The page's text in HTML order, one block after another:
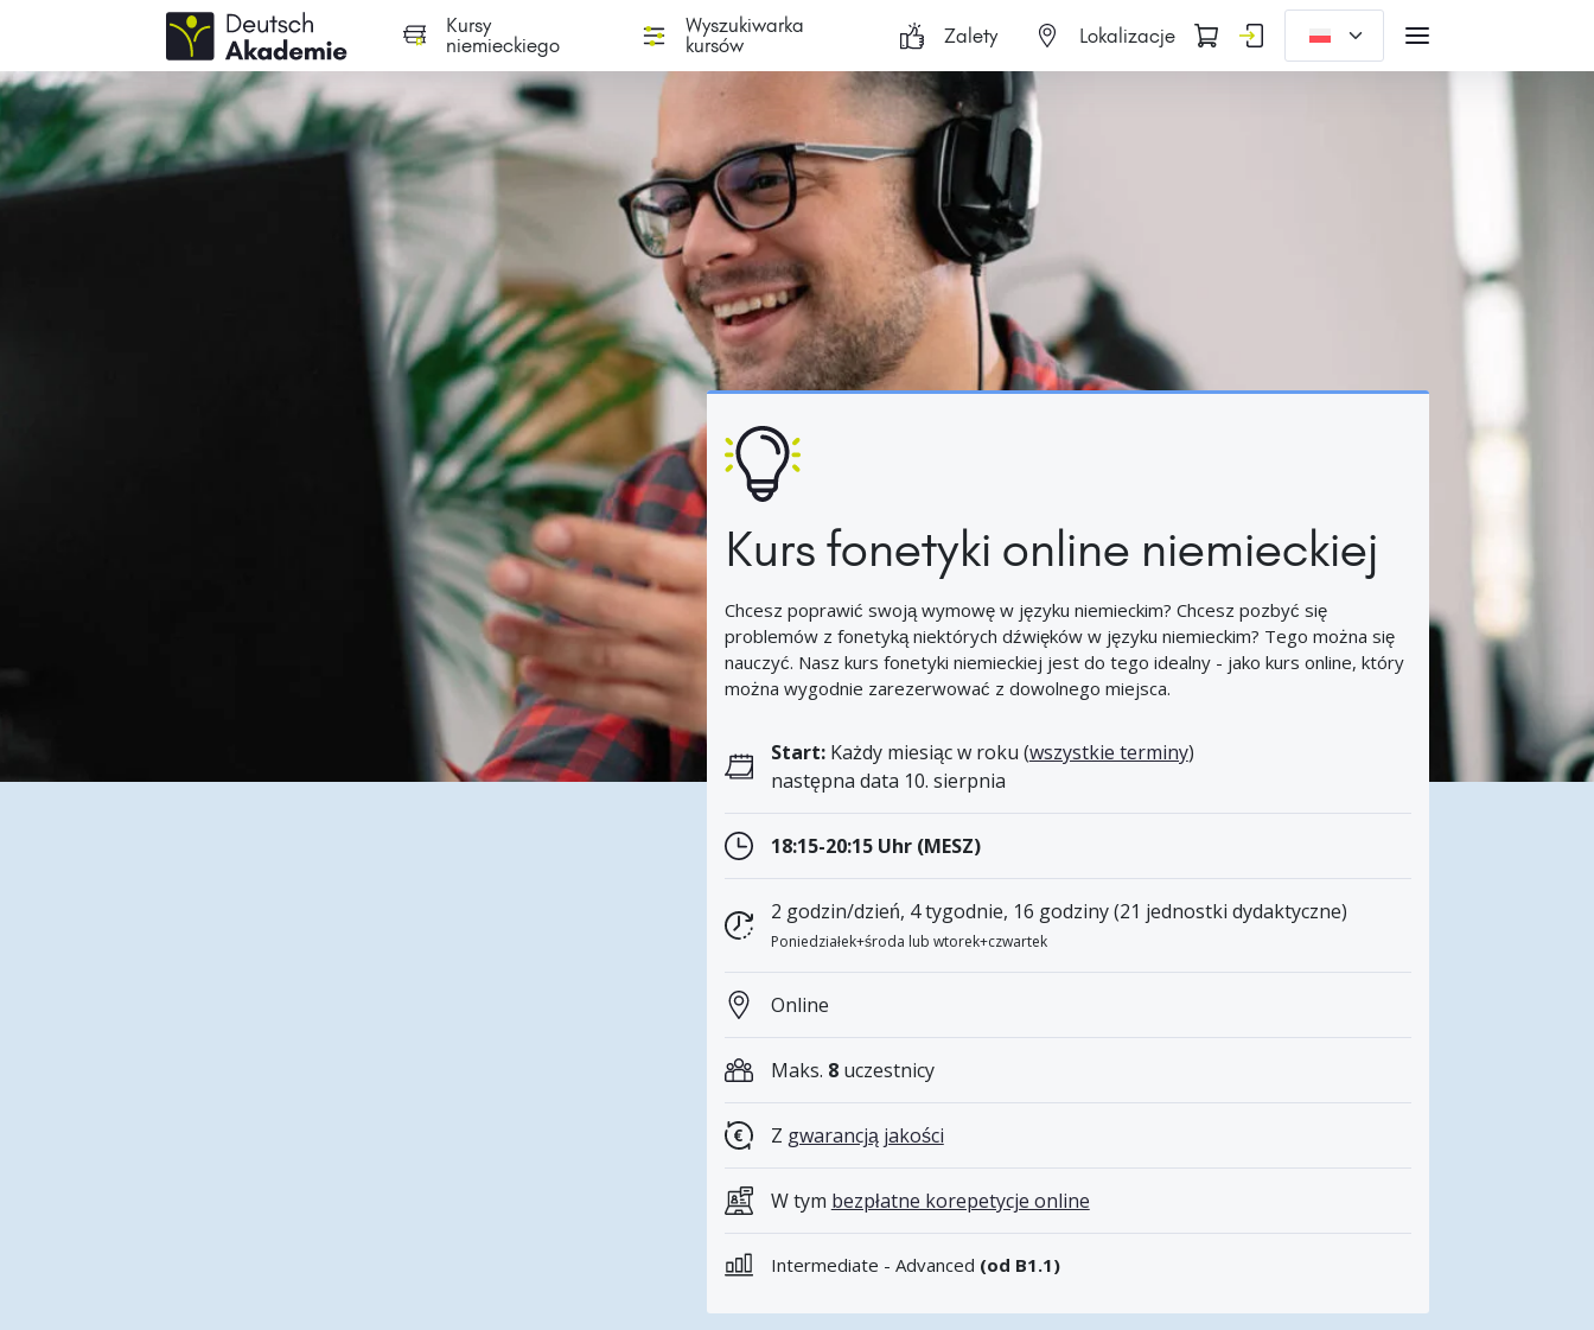
Kursy
niemieckiego
Wyszukiwarka
kursów
Zalety Lokalizacje
Kurs fonetyki online niemieckiej
Chcesz poprawić swoją wymowę w języku niemieckim? Chcesz pozbyć się
problemów z fonetyką niektórych dźwięków w języku niemieckim? Tego można się
nauczyć. Nasz kurs fonetyki niemieckiej jest do tego idealny - jako kurs online, który
można wygodnie zarezerwować z dowolnego miejsca.
Start:Każdy miesiąc w roku (wszystkie terminy)
następna data 10. sierpnia
18:15-20:15 Uhr (MESZ)
2 godzin/dzień, 4 tygodnie, 16 godziny (21 jednostki dydaktyczne)
Poniedziałek+środa lub wtorek+czwartek
Online
Maks. 8uczestnicy
Z gwarancją jakości
W tym bezpłatne korepetycje online
Intermediate - Advanced (od B1.1)